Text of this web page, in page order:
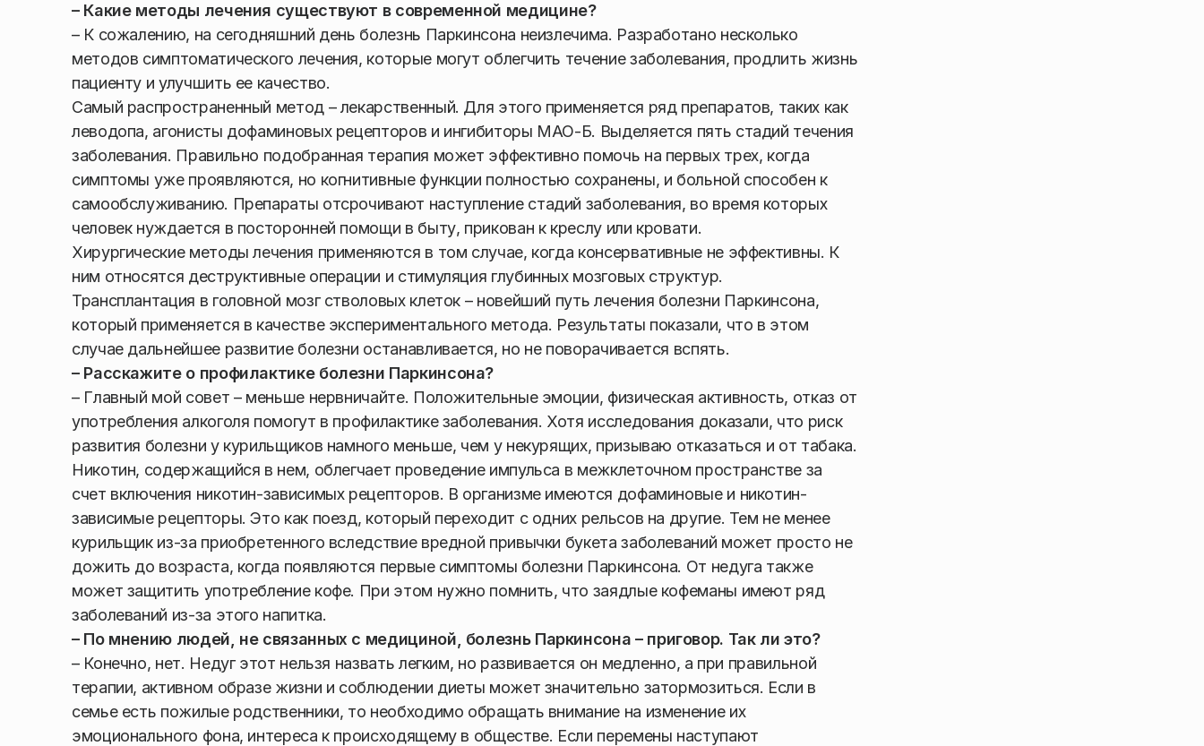
– Какие методы лечения существуют в современной медицине?
– К сожалению, на сегодняшний день болезнь Паркинсона неизлечима. Разработано несколько
методов симптоматического лечения, которые могут облегчить течение заболевания, продлить жизнь
пациенту и улучшить ее качество.
Самый распространенный метод – лекарственный. Для этого применяется ряд препаратов, таких как
леводопа, агонисты дофаминовых рецепторов и ингибиторы МАО-Б. Выделяется пять стадий течения
заболевания. Правильно подобранная терапия может эффективно помочь на первых трех, когда
симптомы уже проявляются, но когнитивные функции полностью сохранены, и больной способен к
самообслуживанию. Препараты отсрочивают наступление стадий заболевания, во время которых
человек нуждается в посторонней помощи в быту, прикован к креслу или кровати.
Хирургические методы лечения применяются в том случае, когда консервативные не эффективны. К
ним относятся деструктивные операции и стимуляция глубинных мозговых структур.
Трансплантация в головной мозг стволовых клеток – новейший путь лечения болезни Паркинсона,
который применяется в качестве экспериментального метода. Результаты показали, что в этом
случае дальнейшее развитие болезни останавливается, но не поворачивается вспять.
– Расскажите о профилактике болезни Паркинсона?
– Главный мой совет – меньше нервничайте. Положительные эмоции, физическая активность, отказ от
употребления алкоголя помогут в профилактике заболевания. Хотя исследования доказали, что риск
развития болезни у курильщиков намного меньше, чем у некурящих, призываю отказаться и от табака.
Никотин, содержащийся в нем, облегчает проведение импульса в межклеточном пространстве за
счет включения никотин-зависимых рецепторов. В организме имеются дофаминовые и никотин-
зависимые рецепторы. Это как поезд, который переходит с одних рельсов на другие. Тем не менее
курильщик из-за приобретенного вследствие вредной привычки букета заболеваний может просто не
дожить до возраста, когда появляются первые симптомы болезни Паркинсона. От недуга также
может защитить употребление кофе. При этом нужно помнить, что заядлые кофеманы имеют ряд
заболеваний из-за этого напитка.
– По мнению людей, не связанных с медициной, болезнь Паркинсона – приговор. Так ли это?
– Конечно, нет. Недуг этот нельзя назвать легким, но развивается он медленно, а при правильной
терапии, активном образе жизни и соблюдении диеты может значительно затормозиться. Если в
семье есть пожилые родственники, то необходимо обращать внимание на изменение их
эмоционального фона, интереса к происходящему в обществе. Если перемены наступают